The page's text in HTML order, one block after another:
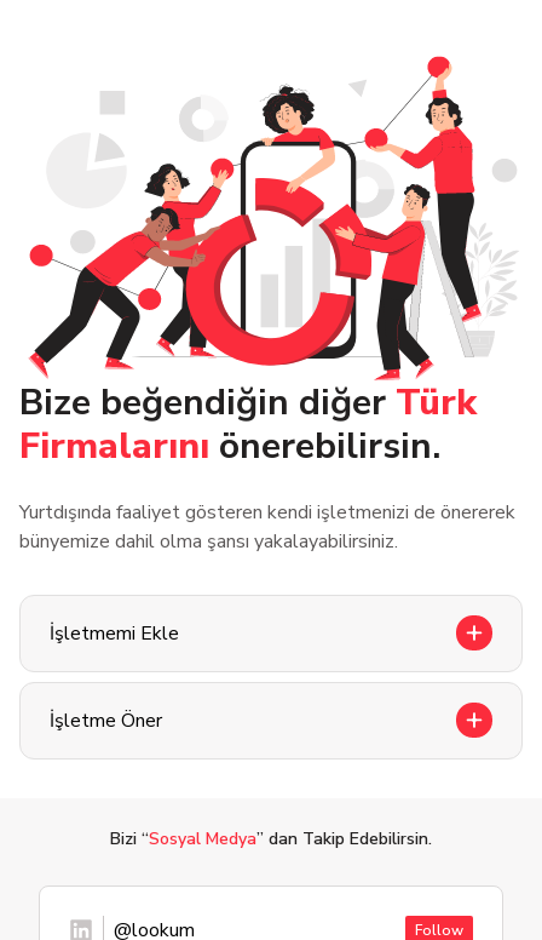
Bize beğendiğin diğer Türk
Firmalarını önerebilirsin.
Yurtdışında faaliyet gösteren kendi işletmenizi de önererek
bünyemize dahil olma şansı yakalayabilirsiniz.
İşletmemi Ekle
İşletme Öner
Bizi “Sosyal Medya” dan Takip Edebilirsin.
@lookum Follow